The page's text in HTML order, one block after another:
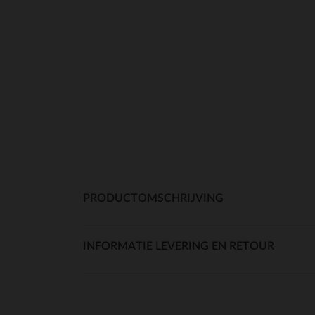
PRODUCTOMSCHRIJVING
INFORMATIE LEVERING EN RETOUR